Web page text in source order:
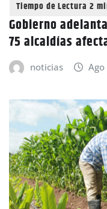
Gobierno
75 alcaldías
noticias